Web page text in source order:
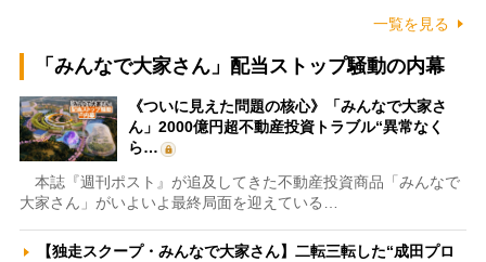
一覧を見る
「みんなで大家さん」配当ストップ騒動の内幕
《ついに見えた問題の核心》「みんなで大家さ
ん」2000億円超不動産投資トラブル“異常なく
ら…
本誌『週刊ポスト』が追及してきた不動産投資商品「みんなで
大家さん」がいよいよ最終局面を迎えている…
【独走スクープ・みんなで大家さん】二転三転した“成田プロ